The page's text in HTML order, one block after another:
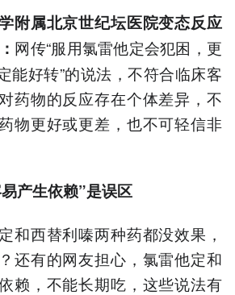
附属北京世纪坛医院变态反应
网传“服用氯雷他定会犯困，更
能好转”的说法，不符合临床客
药物的反应存在个体差异，不
物更好或更差，也不可轻信非
产生依赖”是误区
西替利嗪两种药都没效果，
还有的网友担心，氯雷他定和
赖，不能长期吃，这些说法有